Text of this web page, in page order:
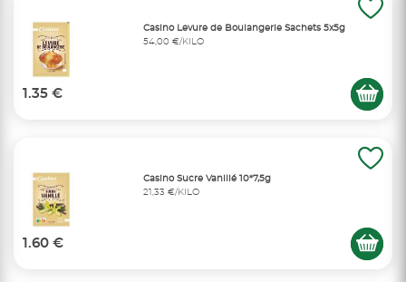
Casino Levure de Boulangerie Sachets 5x5g
54,00 €/KILO
1.35 €
Casino Sucre Vanillé 10*7,5g
21,33 €/KILO
1.60 €